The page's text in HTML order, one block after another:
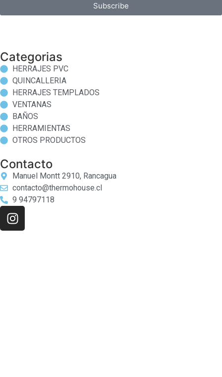
Subscribe
Categorias
HERRAJES PVC
QUINCALLERIA
HERRAJES TEMPLADOS
VENTANAS
BAÑOS
HERRAMIENTAS
OTROS PRODUCTOS
Contacto
Manuel Montt 2910, Rancagua
contacto@thermohouse.cl
9 94797118